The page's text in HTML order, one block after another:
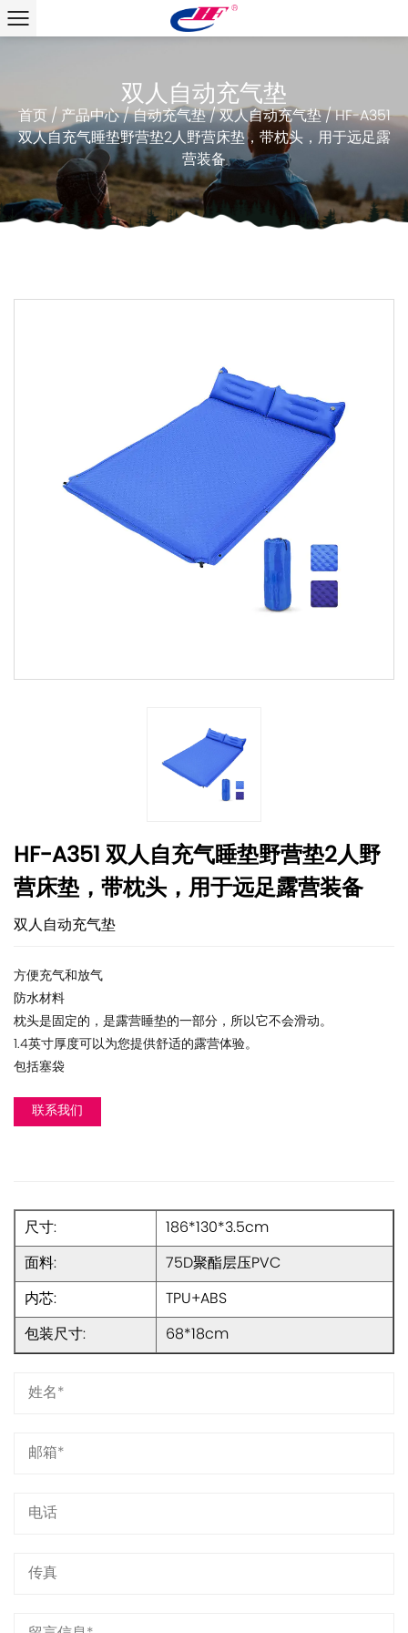
双人自动充气垫
首页/ 产品中心/自动充气垫/双人自动充气垫/HF-A351
双人自充气睡垫野营垫2人野营床垫，带枕头，用于远足露
营装备
HF-A351 双人自充气睡垫野营垫2人野
营床垫，带枕头，用于远足露营装备
双人自动充气垫
方便充气和放气
防水材料
枕头是固定的，是露营睡垫的一部分，所以它不会滑动。
1.4英寸厚度可以为您提供舒适的露营体验。
包括塞袋
联系我们
尺寸:
186*130*3.5cm
面料:
75D聚酯层压PVC
内芯:
TPU+ABS
包装尺寸:
68*18cm